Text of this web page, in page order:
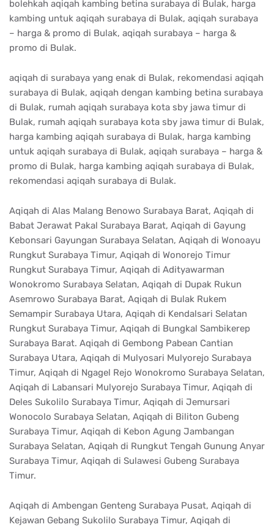
bolehkah aqiqah kambing betina surabaya di Bulak, harga
kambing untuk aqiqah surabaya di Bulak, aqiqah surabaya
– harga & promo di Bulak, aqiqah surabaya – harga &
promo di Bulak.
aqiqah di surabaya yang enak di Bulak, rekomendasi aqiqah
surabaya di Bulak, aqiqah dengan kambing betina surabaya
di Bulak, rumah aqiqah surabaya kota sby jawa timur di
Bulak, rumah aqiqah surabaya kota sby jawa timur di Bulak,
harga kambing aqiqah surabaya di Bulak, harga kambing
untuk aqiqah surabaya di Bulak, aqiqah surabaya – harga &
promo di Bulak, harga kambing aqiqah surabaya di Bulak,
rekomendasi aqiqah surabaya di Bulak.
Aqiqah di Alas Malang Benowo Surabaya Barat, Aqiqah di
Babat Jerawat Pakal Surabaya Barat, Aqiqah di Gayung
Kebonsari Gayungan Surabaya Selatan, Aqiqah di Wonoayu
Rungkut Surabaya Timur, Aqiqah di Wonorejo Timur
Rungkut Surabaya Timur, Aqiqah di Adityawarman
Wonokromo Surabaya Selatan, Aqiqah di Dupak Rukun
Asemrowo Surabaya Barat, Aqiqah di Bulak Rukem
Semampir Surabaya Utara, Aqiqah di Kendalsari Selatan
Rungkut Surabaya Timur, Aqiqah di Bungkal Sambikerep
Surabaya Barat. Aqiqah di Gembong Pabean Cantian
Surabaya Utara, Aqiqah di Mulyosari Mulyorejo Surabaya
Timur, Aqiqah di Ngagel Rejo Wonokromo Surabaya Selatan,
Aqiqah di Labansari Mulyorejo Surabaya Timur, Aqiqah di
Deles Sukolilo Surabaya Timur, Aqiqah di Jemursari
Wonocolo Surabaya Selatan, Aqiqah di Biliton Gubeng
Surabaya Timur, Aqiqah di Kebon Agung Jambangan
Surabaya Selatan, Aqiqah di Rungkut Tengah Gunung Anyar
Surabaya Timur, Aqiqah di Sulawesi Gubeng Surabaya
Timur.
Aqiqah di Ambengan Genteng Surabaya Pusat, Aqiqah di
Kejawan Gebang Sukolilo Surabaya Timur, Aqiqah di